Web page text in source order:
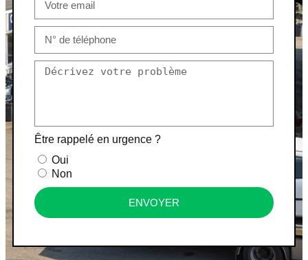
Être rappelé en urgence ?
Oui
Non
ENVOYER